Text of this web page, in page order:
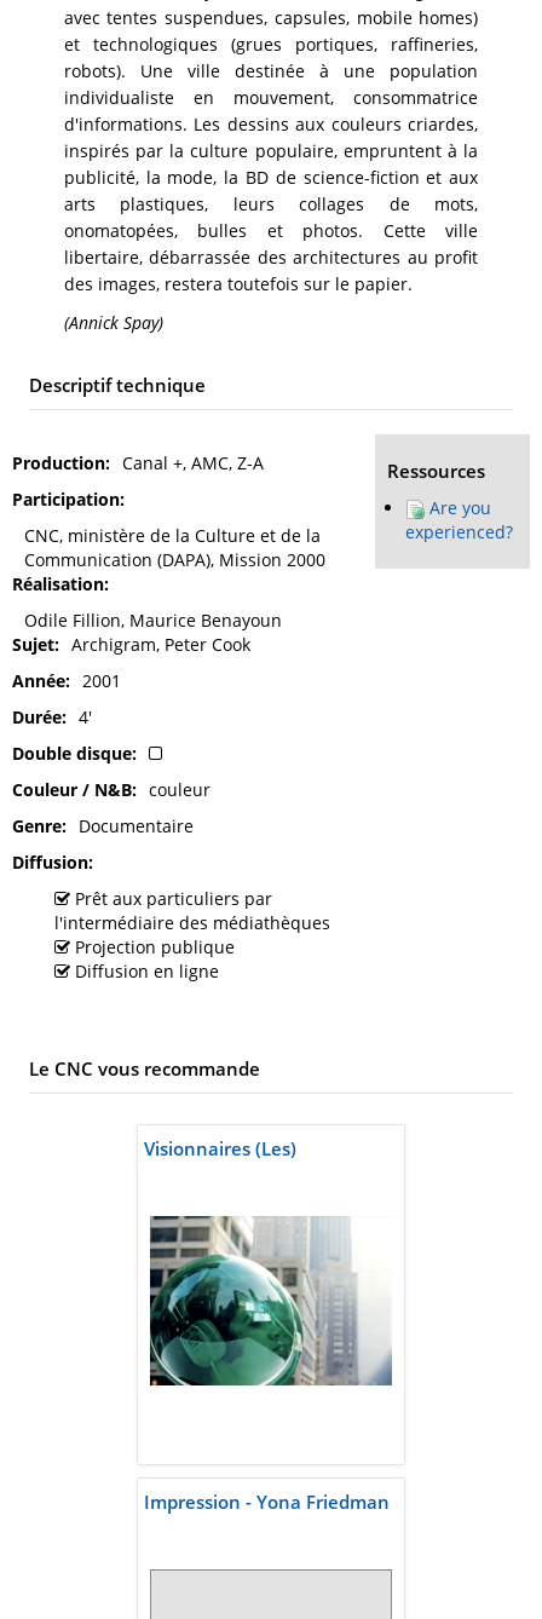
avec tentes suspendues, capsules, mobile homes)
et technologiques (grues portiques, raffineries,
robots). Une ville destinée à une population
individualiste en mouvement, consommatrice
d'informations. Les dessins aux couleurs criardes,
inspirés par la culture populaire, empruntent à la
publicité, la mode, la BD de science-fiction et aux
arts plastiques, leurs collages de mots,
onomatopées, bulles et photos. Cette ville
libertaire, débarrassée des architectures au profit
des images, restera toutefois sur le papier.
(Annick Spay)
Descriptif technique
Production
Canal +, AMC, Z-A
Participation
CNC, ministère de la Culture et de la
Communication (DAPA), Mission 2000
Réalisation
Odile Fillion, Maurice Benayoun
Sujet
Archigram, Peter Cook
Année
2001
Durée
4'
Double disque
Couleur / N&B
couleur
Genre
Documentaire
Diffusion
Prêt aux particuliers par
l'intermédiaire des médiathèques
Projection publique
Diffusion en ligne
Ressources
Are you
experienced?
Le CNC vous recommande
Visionnaires (Les)
Impression - Yona Friedman